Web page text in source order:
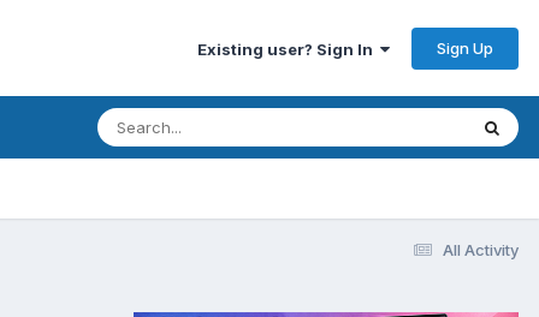
Existing user? Sign In Sign Up
All Activity